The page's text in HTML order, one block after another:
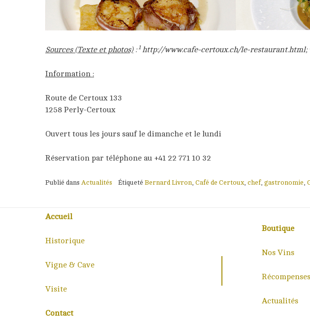
Sources (Texte et photos):1 http://www.cafe-certoux.ch/le-restaurant.html;
Information :
Route de Certoux 133
1258 Perly-Certoux
Ouvert tous les jours sauf le dimanche et le lundi
Réservation par téléphone au +41 22 771 10 32
Publié dans Actualités Étiqueté Bernard Livron Café de Certoux chef, gastronomie
Accueil
Historique
Vigne & Cave
Visite
Contact
Boutique
Nos Vins
Récompenses
Actualités